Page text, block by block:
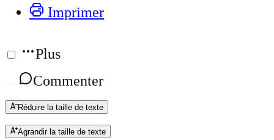
Imprimer
Plus
Commenter
Réduire la taille de texte
Agrandir la taille de texte